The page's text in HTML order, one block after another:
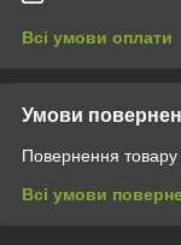
Всі умови оплати
Умови
Повернення
Всі умови